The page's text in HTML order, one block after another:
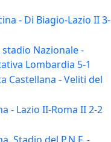
- Di Biagio-Lazio II 3-
Nazionale -
Lombardia 5-1
Castellana - Veliti del
- Lazio II-Roma II 2-2